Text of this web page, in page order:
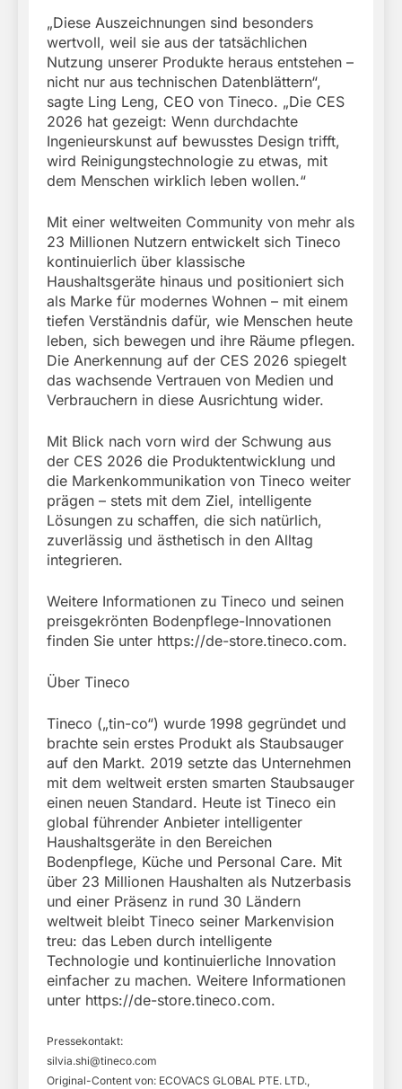
„Diese Auszeichnungen sind besonders
wertvoll, weil sie aus der tatsächlichen
Nutzung unserer Produkte heraus entstehen –
nicht nur aus technischen Datenblättern“,
sagte Ling Leng, CEO von Tineco. „Die CES
2026 hat gezeigt: Wenn durchdachte
Ingenieurskunst auf bewusstes Design trifft,
wird Reinigungstechnologie zu etwas, mit
dem Menschen wirklich leben wollen.“
Mit einer weltweiten Community von mehr als
23 Millionen Nutzern entwickelt sich Tineco
kontinuierlich über klassische
Haushaltsgeräte hinaus und positioniert sich
als Marke für modernes Wohnen – mit einem
tiefen Verständnis dafür, wie Menschen heute
leben, sich bewegen und ihre Räume pflegen.
Die Anerkennung auf der CES 2026 spiegelt
das wachsende Vertrauen von Medien und
Verbrauchern in diese Ausrichtung wider.
Mit Blick nach vorn wird der Schwung aus
der CES 2026 die Produktentwicklung und
die Markenkommunikation von Tineco weiter
prägen – stets mit dem Ziel, intelligente
Lösungen zu schaffen, die sich natürlich,
zuverlässig und ästhetisch in den Alltag
integrieren.
Weitere Informationen zu Tineco und seinen
preisgekrönten Bodenpflege-Innovationen
finden Sie unter https://de-store.tineco.com.
Über Tineco
Tineco („tin-co“) wurde 1998 gegründet und
brachte sein erstes Produkt als Staubsauger
auf den Markt. 2019 setzte das Unternehmen
mit dem weltweit ersten smarten Staubsauger
einen neuen Standard. Heute ist Tineco ein
global führender Anbieter intelligenter
Haushaltsgeräte in den Bereichen
Bodenpflege, Küche und Personal Care. Mit
über 23 Millionen Haushalten als Nutzerbasis
und einer Präsenz in rund 30 Ländern
weltweit bleibt Tineco seiner Markenvision
treu: das Leben durch intelligente
Technologie und kontinuierliche Innovation
einfacher zu machen. Weitere Informationen
unter https://de-store.tineco.com.
Pressekontakt:
silvia.shi@tineco.com
Original-Content von: ECOVACS GLOBAL PTE. LTD.,